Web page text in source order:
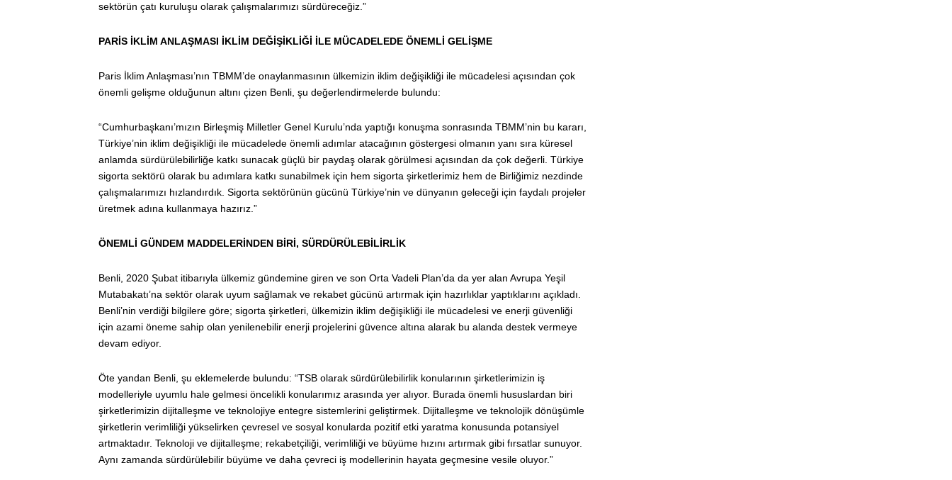
sektörün çatı kuruluşu olarak çalışmalarımızı sürdüreceğiz.”
PARİS İKLİM ANLAŞMASI İKLİM DEĞİŞİKLİĞİ İLE MÜCADELEDE ÖNEMLİ GELİŞME
Paris İklim Anlaşması’nın TBMM’de onaylanmasının ülkemizin iklim değişikliği ile mücadelesi açısından çok
önemli gelişme olduğunun altını çizen Benli, şu değerlendirmelerde bulundu:
“Cumhurbaşkanı’mızın Birleşmiş Milletler Genel Kurulu’nda yaptığı konuşma sonrasında TBMM’nin bu kararı,
Türkiye’nin iklim değişikliği ile mücadelede önemli adımlar atacağının göstergesi olmanın yanı sıra küresel
anlamda sürdürülebilirliğe katkı sunacak güçlü bir paydaş olarak görülmesi açısından da çok değerli. Türkiye
sigorta sektörü olarak bu adımlara katkı sunabilmek için hem sigorta şirketlerimiz hem de Birliğimiz nezdinde
çalışmalarımızı hızlandırdık. Sigorta sektörünün gücünü Türkiye’nin ve dünyanın geleceği için faydalı projeler
üretmek adına kullanmaya hazırız.”
ÖNEMLİ GÜNDEM MADDELERİNDEN BİRİ, SÜRDÜRÜLEBİLİRLİK
Benli, 2020 Şubat itibarıyla ülkemiz gündemine giren ve son Orta Vadeli Plan’da da yer alan Avrupa Yeşil
Mutabakatı’na sektör olarak uyum sağlamak ve rekabet gücünü artırmak için hazırlıklar yaptıklarını açıkladı.
Benli’nin verdiği bilgilere göre; sigorta şirketleri, ülkemizin iklim değişikliği ile mücadelesi ve enerji güvenliği
için azami öneme sahip olan yenilenebilir enerji projelerini güvence altına alarak bu alanda destek vermeye
devam ediyor.
Öte yandan Benli, şu eklemelerde bulundu: “TSB olarak sürdürülebilirlik konularının şirketlerimizin iş
modelleriyle uyumlu hale gelmesi öncelikli konularımız arasında yer alıyor. Burada önemli hususlardan biri
şirketlerimizin dijitalleşme ve teknolojiye entegre sistemlerini geliştirmek. Dijitalleşme ve teknolojik dönüşümle
şirketlerin verimliliği yükselirken çevresel ve sosyal konularda pozitif etki yaratma konusunda potansiyel
artmaktadır. Teknoloji ve dijitalleşme; rekabetçiliği, verimliliği ve büyüme hızını artırmak gibi fırsatlar sunuyor.
Aynı zamanda sürdürülebilir büyüme ve daha çevreci iş modellerinin hayata geçmesine vesile oluyor.”